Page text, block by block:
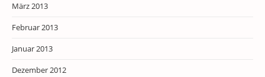
März 2013
Februar 2013
Januar 2013
Dezember 2012